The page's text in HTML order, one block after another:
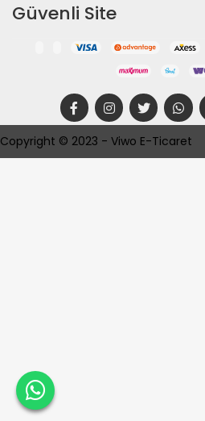
Güvenli Site
Copyright © 2023 - Viwo E-Ticaret